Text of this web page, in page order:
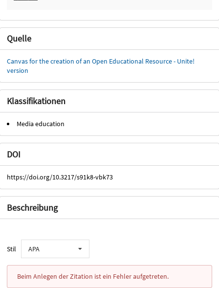
Quelle
Canvas for the creation of an Open Educational Resource - Unite!
version
Klassifikationen
Media education
DOI
https://doi.org/10.3217/s91k8-vbk73
Beschreibung
Stil APA
Beim Anlegen der Zitation ist ein Fehler aufgetreten.